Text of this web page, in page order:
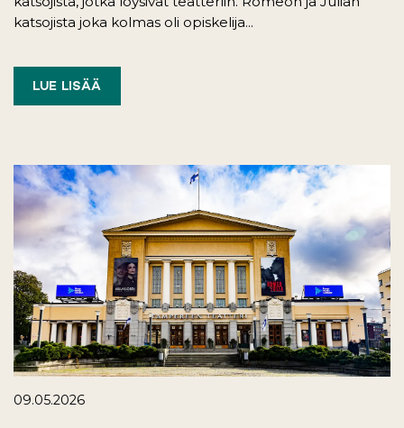
katsojista joka kolmas oli opiskelija...
LUE LISÄÄ
09.05.2026